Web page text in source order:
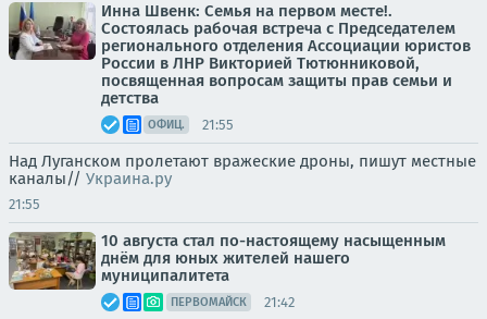
Инна Швенк: Семья на первом месте!.
Состоялась рабочая встреча с Председателем
регионального отделения Ассоциации юристов
России в ЛНР Викторией Тютюнниковой,
посвященная вопросам защиты прав семьи и
детства
ОФИЦ. 21:55
Над Луганском пролетают вражеские дроны, пишут местные
каналы// Украина.ру
21:55
10 августа стал по-настоящему насыщенным
днём для юных жителей нашего
муниципалитета
ПЕРВОМАЙСК 21:42